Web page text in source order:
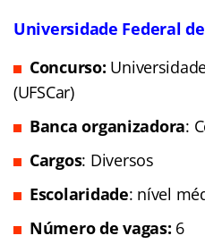
Universidade Federal de
Concurso:
(UFSCar)
Banca organizadora:
Cargos: Diversos
Escolaridade: nível
Número de vagas: 6